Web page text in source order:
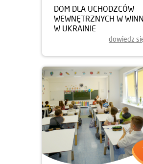
DOM DLA UCHODZCÓW
WEWNĘTRZNYCH W
W UKRAINIE
dowiedz